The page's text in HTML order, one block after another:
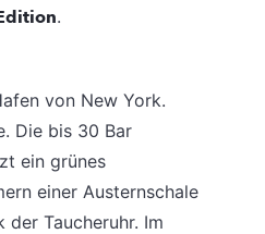
.
von New York.
Die bis 30 Bar
ein grünes
einer Austernschale
Taucheruhr. Im